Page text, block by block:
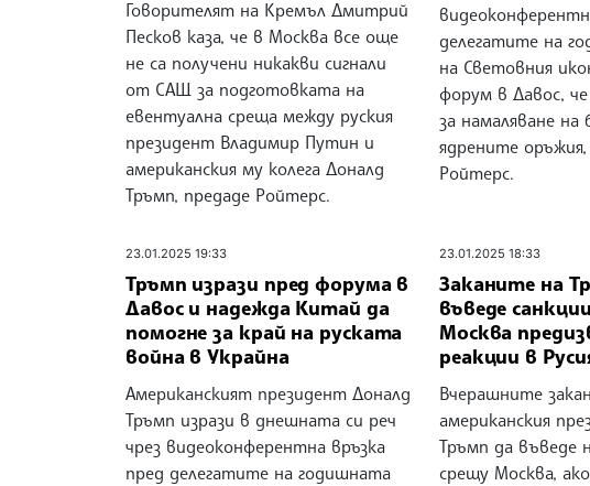
Говорителят на Кремъл Дмитрий
Песков каза, че в Москва все още
не са получени никакви сигнали
от САЩ за подготовката на
евентуална среща между руския
президент Владимир Путин и
американския му колега Доналд
Тръмп, предаде Ройтерс.
делегатите на
на Световния
форум в Давос,
за намаляване на
ядрените
Ройтерс.
23.01.2025 19:33
Тръмп изрази пред форума в
Давос и надежда Китай да
помогне за край на руската
война в Украйна
Американският президент Доналд
Тръмп изрази в днешната си реч
чрез видеоконферентна връзка
пред делегатите на годишната
23.01.2025 18:33
Заканите на
въведе
Москва
реакции в
Вчерашните
американския
Тръмп да въведе
срещу Москва,